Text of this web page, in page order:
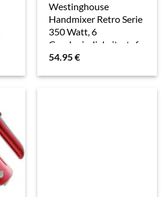
Westinghouse
Handmixer Retro Serie
350 Watt, 6
Geschwindigkeitsstufen,
cremeweiß
54.95€